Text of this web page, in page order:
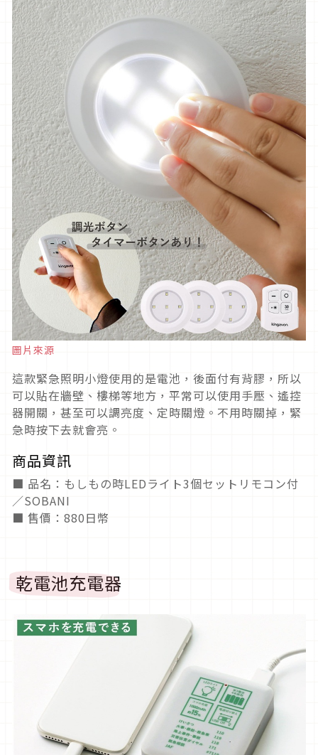
圖片來源
這款緊急照明小燈使用的是電池，後面付有背膠，所以
可以貼在牆壁、樓梯等地方，平常可以使用手壓、遙控
器開關，甚至可以調亮度、定時關燈。不用時關掉，緊
急時按下去就會亮。
商品資訊
■ 品名：もしもの時LEDライト3個セットリモコン付
／SOBANI
■ 售價：880日幣
乾電池充電器